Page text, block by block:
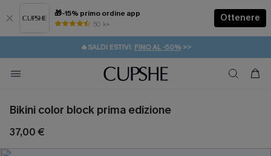
🎁-15% primo ordine app
50 k+
Ottenere
⚡️-15% SUGLI ESSENZIALI DA VACANZA | ACQUISTA
🔥SALDI ESTIVI: FINO AL -50%>>
🚚SPEDIZIONE GRATUITA DA 49€
💌REGALO PER I NUOVI: 20% DI SCONTO*
Bikini color block prima edizione
37,00 €